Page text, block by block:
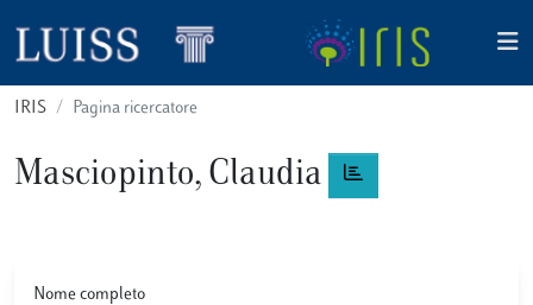
IRIS Pagina ricercatore
Masciopinto, Claudia
Nome completo